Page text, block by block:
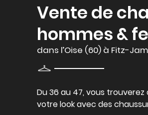
Vente de
hommes &
dans l’Oise (60) à Fitz-
Du 36 au 47, vous
votre look avec des